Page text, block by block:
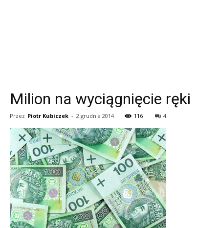
Milion na wyciągnięcie ręki
Przez Piotr Kubiczek - 2 grudnia 2014 116 4